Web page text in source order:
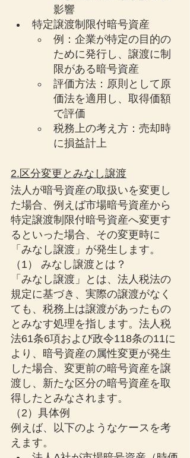
影響
特定譲渡制限付暗号資産
例：企業が特定の目的の
ために発行し、譲渡に制
限がある暗号資産
評価方法：原則として原
価法を適用し、取得価額
で評価
税務上の考え方：売却時
に損益計上
2.区分変更とみなし譲渡
法人が暗号資産の取扱いを変更し
た場合、例えば市場暗号資産から
特定譲渡制限付暗号資産へ変更す
るといった場合、その変更時に
「みなし譲渡」が発生します。
（1） みなし譲渡とは？
「みなし譲渡」とは、法人税法の
規定に基づき、実際の譲渡がなく
ても、税務上は譲渡があったもの
とみなす処理を指します。法人税
法61条6項および政令118条の11に
より、暗号資産の属性変更が発生
した場合、変更前の暗号資産を譲
渡し、新たな区分の暗号資産を取
得したとみなされます。
（2）具体例
例えば、以下のようなケースを考
えます。